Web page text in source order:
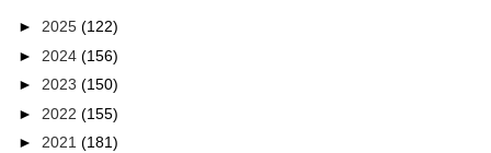
► 2025 (122)
► 2024 (156)
► 2023 (150)
► 2022 (155)
► 2021 (181)